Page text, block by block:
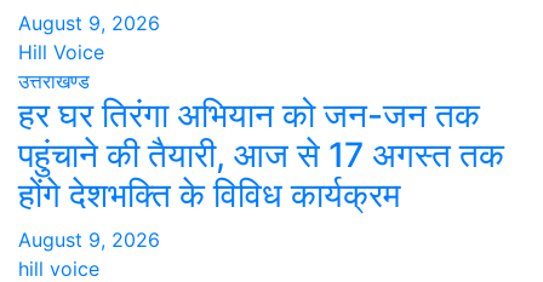
August 9, 2026
Hill Voice
उत्तराखण्ड
हर घर तिरंगा अभियान को जन-जन तक
पहुंचाने की तैयारी, आज से 17 अगस्त तक
होंगे देशभक्ति के विविध कार्यक्रम
August 9, 2026
hill voice